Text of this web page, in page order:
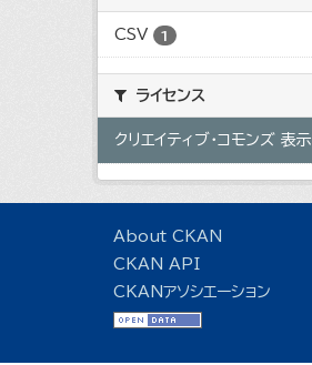
CSV 1
ライセンス
クリエイティブ・コモンズ 表示
About CKAN
CKAN API
CKANアソシエーション